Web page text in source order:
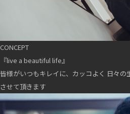
CONCEPT
『live a beautiful life』
皆様がいつもキレイに、カッコよく 日々の
させて頂きます